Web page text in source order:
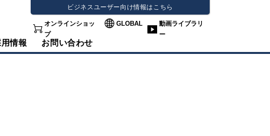
ビジネスユーザー向け情報はこちら
オンラインショッ
プ
GLOBAL
動画ライブラリ
ー
情報 お問い合わせ